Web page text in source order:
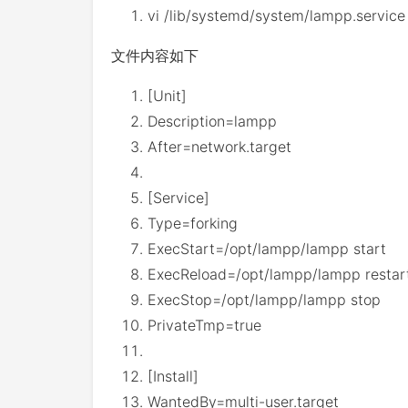
vi /lib/systemd/system/lampp.service
文件内容如下
[Unit]
Description=lampp
After=network.target
[Service]
Type=forking
ExecStart=/opt/lampp/lampp start
ExecReload=/opt/lampp/lampp
ExecStop=/opt/lampp/lampp stop
PrivateTmp=true
[Install]
WantedBy=multi-user.target